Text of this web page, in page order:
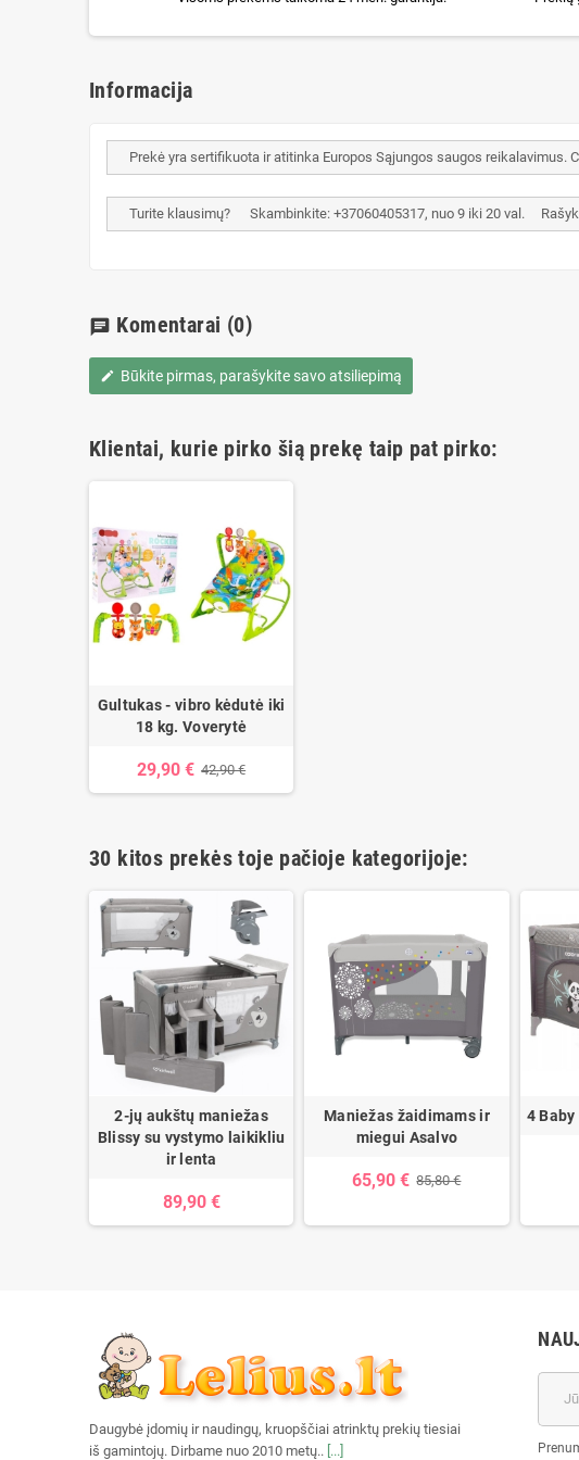
Informacija
Prekė yra sertifikuota ir atitinka Europos Sąjungos saugos reikalavimus.
Turite klausimų? Skambinkite: +37060405317, nuo 9 iki 20 val.
chat Komentarai (0)
edit Būkite pirmas, parašykite savo atsiliepimą
Klientai, kurie pirko šią prekę taip pat pirko:
Gultukas - vibro kėdutė iki
18 kg. Voverytė
29,90 € 42,90 €
30 kitos prekės toje pačioje kategorijoje:
2-jų aukštų maniežas
Blissy su vystymo laikikliu
ir lenta
89,90 €
Maniežas žaidimams ir
miegui Asalvo
65,90 € 85,80 €
4
Daugybė įdomių ir naudingų, kruopščiai atrinktų prekių tiesiai
iš gamintojų. Dirbame nuo 2010 metų.. [...]